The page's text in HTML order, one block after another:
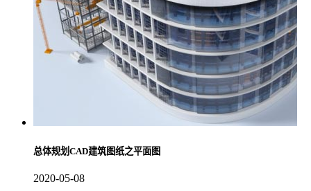
总体规划CAD建筑图纸之平面图
2020-05-08